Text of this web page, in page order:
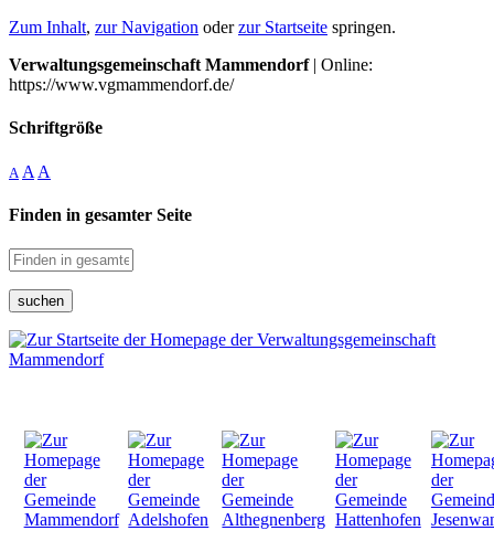
Zum Inhalt, zur Navigation oderzur Startseite springen.
Verwaltungsgemeinschaft Mammendorf| Online:
https://www.vgmammendorf.de/
Schriftgröße
A A A
Finden in gesamter Seite
suchen